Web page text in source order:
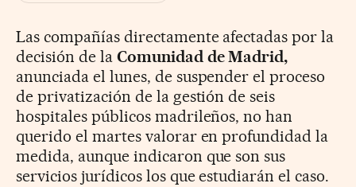
Las compañías directamente afectadas por la
decisión de laComunidad de Madrid,
anunciada el lunes, de suspender el proceso
de privatización de la gestión de seis
hospitales públicos madrileños, no han
querido el martes valorar en profundidad la
medida, aunque indicaron que son sus
servicios jurídicos los que estudiarán el caso.